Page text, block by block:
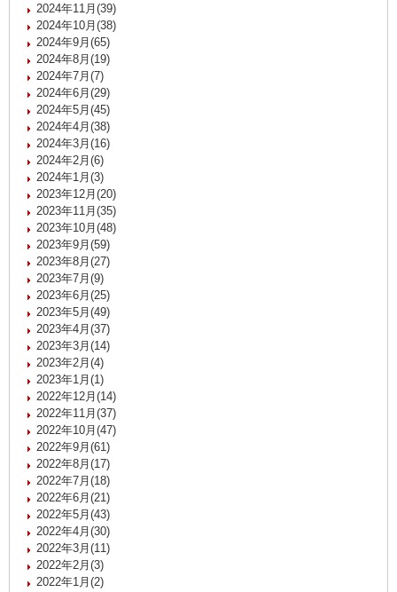
2024年11月(39)
2024年10月(38)
2024年9月(65)
2024年8月(19)
2024年7月(7)
2024年6月(29)
2024年5月(45)
2024年4月(38)
2024年3月(16)
2024年2月(6)
2024年1月(3)
2023年12月(20)
2023年11月(35)
2023年10月(48)
2023年9月(59)
2023年8月(27)
2023年7月(9)
2023年6月(25)
2023年5月(49)
2023年4月(37)
2023年3月(14)
2023年2月(4)
2023年1月(1)
2022年12月(14)
2022年11月(37)
2022年10月(47)
2022年9月(61)
2022年8月(17)
2022年7月(18)
2022年6月(21)
2022年5月(43)
2022年4月(30)
2022年3月(11)
2022年2月(3)
2022年1月(2)